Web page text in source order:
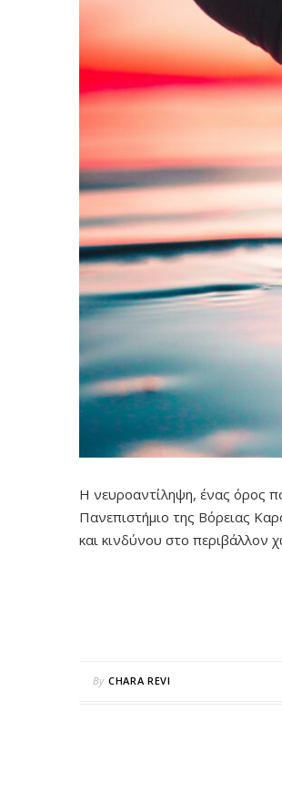
Η νευροαντίληψη, ένας όρος
Πανεπιστήμιο της Βόρειας
και κινδύνου στο περιβάλλον
By CHARA REVI